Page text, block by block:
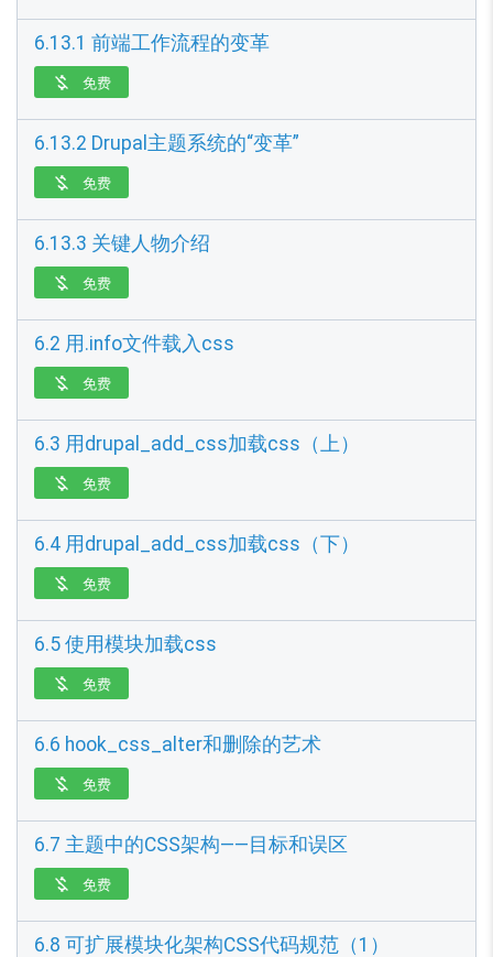
6.13.1 前端工作流程的变革
 免费
6.13.2 Drupal主题系统的“变革”
 免费
6.13.3 关键人物介绍
 免费
6.2 用.info文件载入css
 免费
6.3 用drupal_add_css加载css（上）
 免费
6.4 用drupal_add_css加载css（下）
 免费
6.5 使用模块加载css
 免费
6.6 hook_css_alter和删除的艺术
 免费
6.7 主题中的CSS架构——目标和误区
 免费
6.8 可扩展模块化架构CSS代码规范（1）